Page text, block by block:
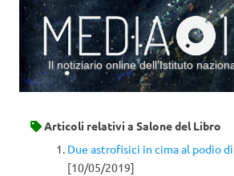
Il notiziario online dell’Istituto
Articoli relativi a Salone del Libro
Due astrofisici in cima al podio
[10/05/2019]